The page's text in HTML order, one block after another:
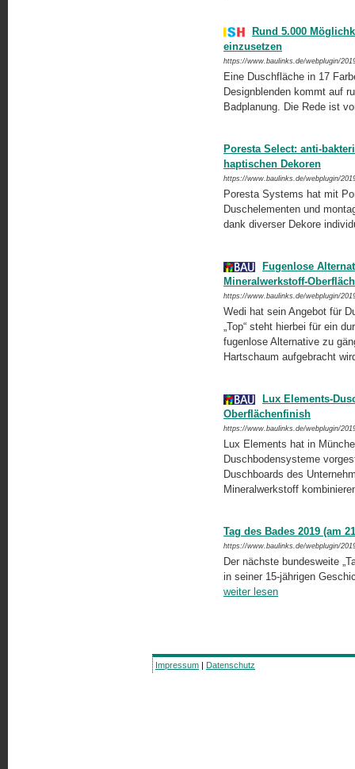
Rund 5.000
einzusetzen
https://www.baulinks.de/webplugin/
Eine Duschfläche in 17
Designblenden kommt auf
Badplanung. Die Rede ist
Poresta Select: anti-
haptischen Dekoren
https://www.baulinks.de/webplugin/
Poresta Systems hat mit
Duschelementen und
dank diverser Dekore
Fugenlose
Mineralwerkstoff-
https://www.baulinks.de/webplugin/
Wedi hat sein Angebot für
„Top“ steht hierbei für ein
fugenlose Alternative zu
Hartschaum aufgebracht
Lux Elements-
Oberflächenfinish
https://www.baulinks.de/webplugin/
Lux Elements hat in
Duschbodensysteme
Duschboards des
Mineralwerkstoff
Tag des Bades 2019 (am
https://www.baulinks.de/webplugin/
Der nächste bundesweite
in seiner 15-jährigen
weiter lesen
Impressum | Datenschutz